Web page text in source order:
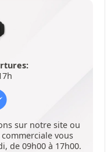
sur notre site ou
vous
de 09h00 à 17h00.